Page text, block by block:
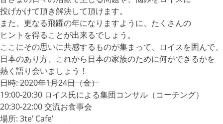
投げかけて頂き解決して頂けます。
また、更なる飛躍の年になりますように、たくさんの
ヒントを得ることが出来るでしょう。
ここにその思いに共感するものが集まって、ロイスを囲んで、
日本のあり方、これから日本の家族のために何ができるかを
熱く語り会いましょう！
日時: 2020年1月24日（金）
19:00-20:30 ロイス氏による集団コンサル（コーチング）
20:30-22:00 交流お食事会
場所: 3te’ Cafe’